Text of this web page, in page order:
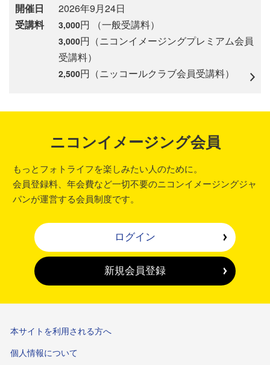
開催日
2026年9月24日
受講料
3,000円 （一般受講料）
3,000円（ニコンイメージングプレミアム会員
受講料）
2,500円（ニッコールクラブ会員受講料）
ニコンイメージング会員
もっとフォトライフを楽しみたい人のために。
会員登録料、年会費など一切不要のニコンイメージングジャ
パンが運営する会員制度です。
ログイン
新規会員登録
本サイトを利用される方へ
個人情報について